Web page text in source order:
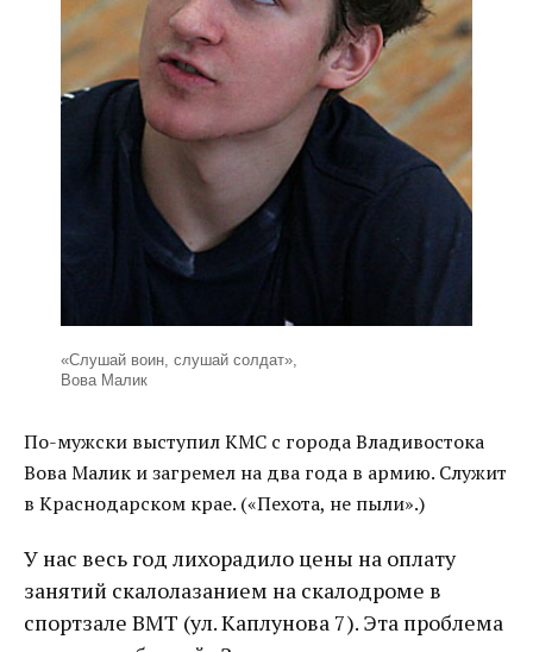
«Слушай воин, слушай солдат»,
Вова Малик
По-мужски выступил КМС с города Владивостока
Вова Малик и загремел на два года в армию. Служит
в Краснодарском крае. («Пехота, не пыли».)
У нас весь год лихорадило цены на оплату
занятий скалолазанием на скалодроме в
спортзале ВМТ (ул. Каплунова 7). Эта проблема